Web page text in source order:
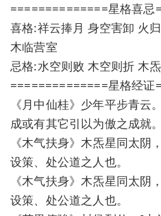
==============星格喜忌
喜格:祥云捧月 身空害卸 火
木临营室
忌格:水空则败 木空则折 木
==============星格经证
《月中仙桂》少年平步青云
成或有其它引以为傲之成就。
《木气扶身》木炁星同太阴
设策、处公道之人也。
《木气扶身》木炁星同太阴
设策、处公道之人也。